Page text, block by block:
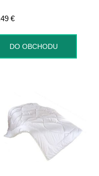
€
DO OBCHODU